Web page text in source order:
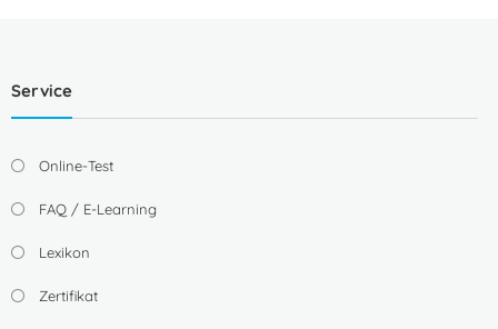
Service
Online-Test
FAQ / E-Learning
Lexikon
Zertifikat